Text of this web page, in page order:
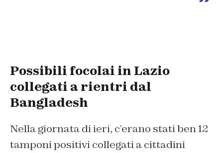
Possibili focolai in Lazio
collegati a rientri dal
Bangladesh
Nella giornata di ieri, c’erano stati ben 12
tamponi positivi collegati a cittadini